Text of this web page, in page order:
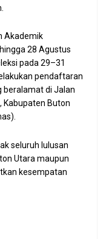
Akademik
28 Agustus
pada 29–31
pendaftaran
beralamat di Jalan
Kabupaten Buton
seluruh lulusan
Utara maupun
kesempatan